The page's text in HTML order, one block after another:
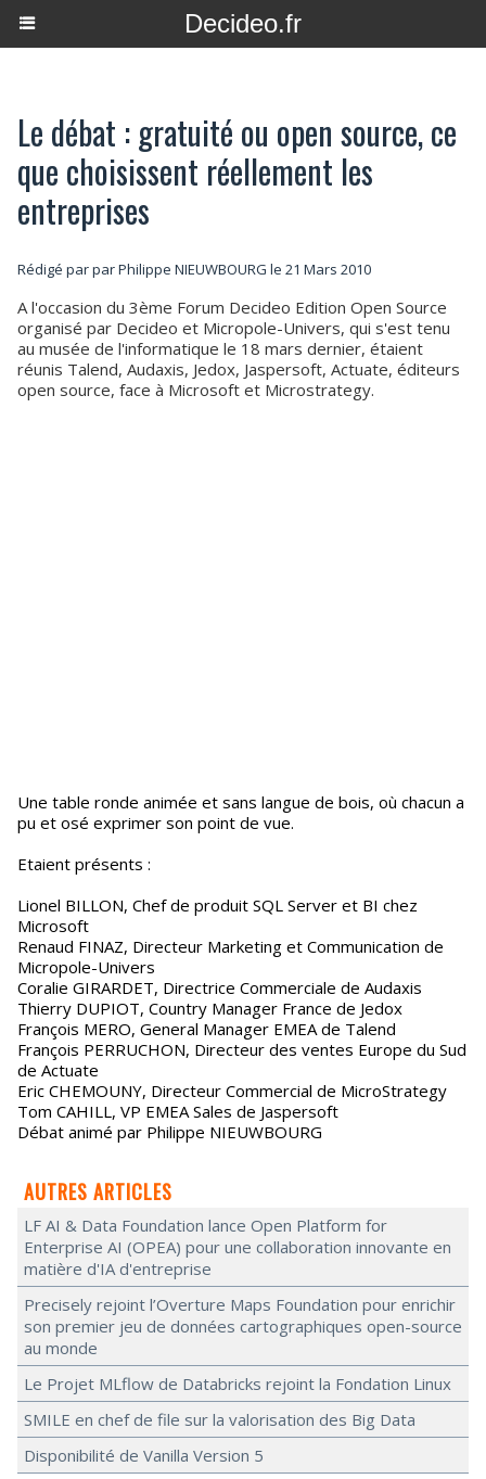
Decideo.fr
Le débat : gratuité ou open source, ce
que choisissent réellement les
entreprises
Rédigé par par Philippe NIEUWBOURG le 21 Mars 2010
A l'occasion du 3ème Forum Decideo Edition Open Source
organisé par Decideo et Micropole-Univers, qui s'est tenu
au musée de l'informatique le 18 mars dernier, étaient
réunis Talend, Audaxis, Jedox, Jaspersoft, Actuate, éditeurs
open source, face à Microsoft et Microstrategy.
Une table ronde animée et sans langue de bois, où chacun a
pu et osé exprimer son point de vue.
Etaient présents :
Lionel BILLON, Chef de produit SQL Server et BI chez
Microsoft
Renaud FINAZ, Directeur Marketing et Communication de
Micropole-Univers
Coralie GIRARDET, Directrice Commerciale de Audaxis
Thierry DUPIOT, Country Manager France de Jedox
François MERO, General Manager EMEA de Talend
François PERRUCHON, Directeur des ventes Europe du Sud
de Actuate
Eric CHEMOUNY, Directeur Commercial de MicroStrategy
Tom CAHILL, VP EMEA Sales de Jaspersoft
Débat animé par Philippe NIEUWBOURG
AUTRES ARTICLES
LF AI & Data Foundation lance Open Platform for
Enterprise AI (OPEA) pour une collaboration innovante en
matière d'IA d'entreprise
Precisely rejoint l’Overture Maps Foundation pour enrichir
son premier jeu de données cartographiques open-source
au monde
Le Projet MLflow de Databricks rejoint la Fondation Linux
SMILE en chef de file sur la valorisation des Big Data
Disponibilité de Vanilla Version 5